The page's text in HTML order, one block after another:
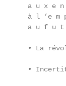
a u x e n
à l ’e m
a u f u t
• La
•